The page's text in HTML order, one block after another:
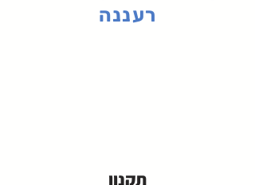
רעננה
תקנון